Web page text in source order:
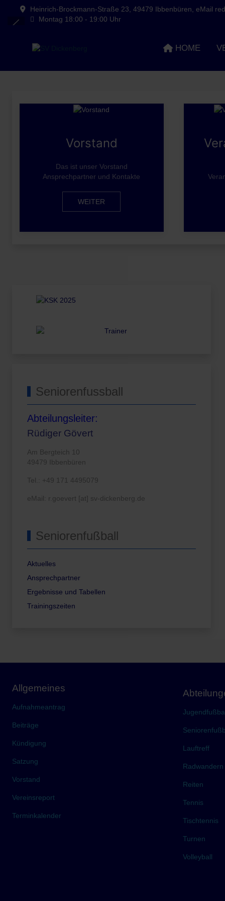
Heinrich-Brockmann-Straße 23, 49479 Ibbenbüren, eMail
Montag 18:00 - 19:00 Uhr
HOME
Vorstand
Das ist unser Vorstand
Ansprechpartner und Kontakte
WEITER
Seniorenfussball
Abteilungsleiter:
Rüdiger Gövert
Am Bergteich 10
49479 Ibbenbüren
Tel.: +49 171 4495079
eMail: r.goevert [at] sv-dickenberg.de
Seniorenfußball
Aktuelles
Ansprechpartner
Ergebnisse und Tabellen
Trainingszeiten
Allgemeines
Aufnahmeantrag
Beiträge
Kündigung
Satzung
Vorstand
Vereinsreport
Terminkalender
Lauftreff
Radwandern
Reiten
Tennis
Tischtennis
Turnen
Volleyball